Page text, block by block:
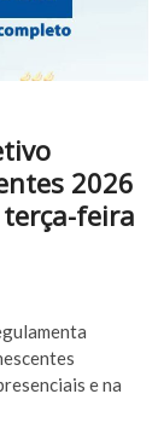
2026
feira
e na